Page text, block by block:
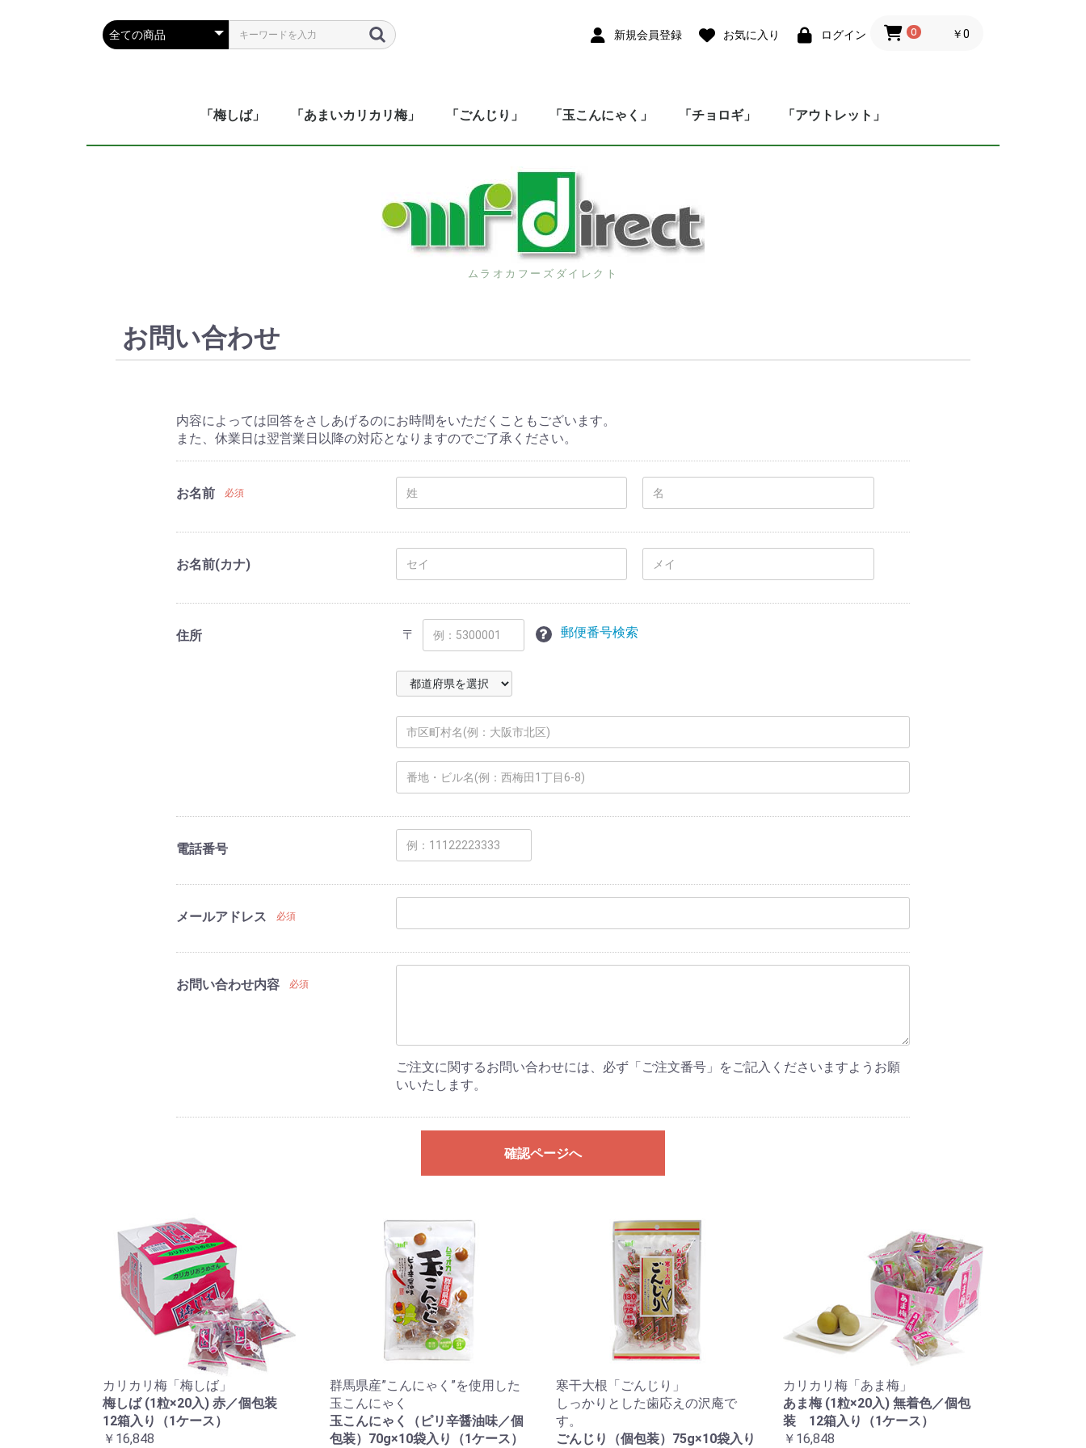
新規会員登録 お気に入り ログイン 0 ￥0
「梅しば」 「あまいカリカリ梅」 「ごんじり」 「玉こんにゃく」 「チョロギ」 「アウトレット」
ムラオカフーズダイレクト
お問い合わせ
内容によっては回答をさしあげるのにお時間をいただくこともございます。
また、休業日は翌営業日以降の対応となりますのでご了承ください。
お名前 必須
お名前(カナ)
住所 〒 郵便番号検索
電話番号
メールアドレス 必須
お問い合わせ内容 必須
ご注文に関するお問い合わせには、必ず「ご注文番号」をご記入くださいますようお願
いいたします。
確認ページへ
カリカリ梅「梅しば」
梅しば (1粒×20入) 赤／個包装
12箱入り（1ケース）
￥16,848
群馬県産”こんにゃく”を使用した
玉こんにゃく
玉こんにゃく（ピリ辛醤油味／個
包装）70g×10袋入り（1ケース）
寒干大根「ごんじり」
しっかりとした歯応えの沢庵で
す。
ごんじり（個包装）75g×10袋入り
カリカリ梅「あま梅」
あま梅 (1粒×20入) 無着色／個包
装 12箱入り（1ケース）
￥16,848